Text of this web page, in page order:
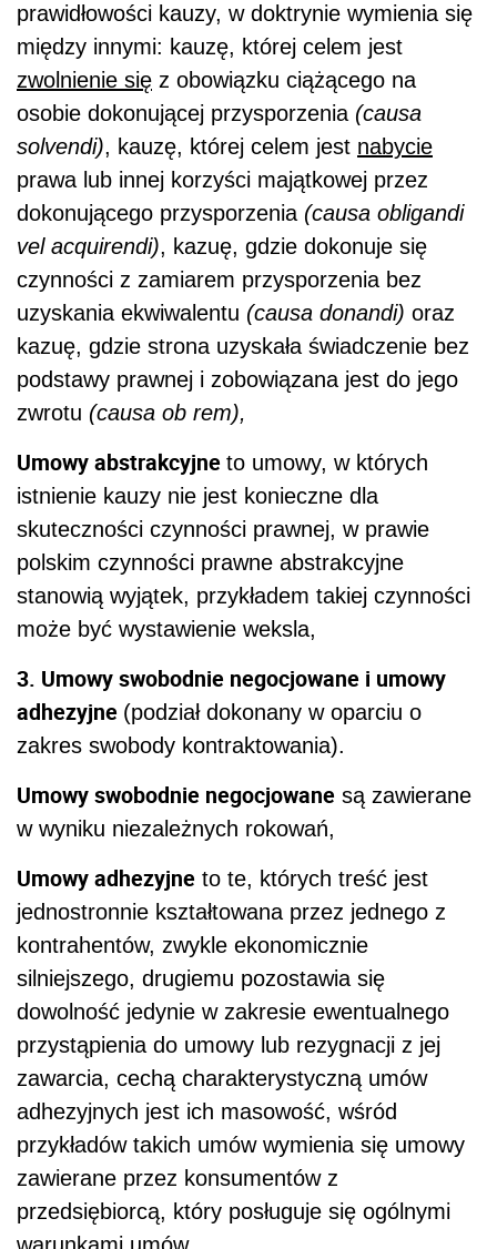
prawidłowości kauzy, w doktrynie wymienia się
między innymi: kauzę, której celem jest
zwolnienie się z obowiązku ciążącego na
osobie dokonującej przysporzenia (causa
solvendi), kauzę, której celem jest nabycie
prawa lub innej korzyści majątkowej przez
dokonującego przysporzenia (causa obligandi
vel acquirendi), kazuę, gdzie dokonuje się
czynności z zamiarem przysporzenia bez
uzyskania ekwiwalentu (causa donandi) oraz
kazuę, gdzie strona uzyskała świadczenie bez
podstawy prawnej i zobowiązana jest do jego
zwrotu (causa ob rem),
Umowy abstrakcyjne to umowy, w których
istnienie kauzy nie jest konieczne dla
skuteczności czynności prawnej, w prawie
polskim czynności prawne abstrakcyjne
stanowią wyjątek, przykładem takiej czynności
może być wystawienie weksla,
3. Umowy swobodnie negocjowane i umowy
adhezyjne (podział dokonany w oparciu o
zakres swobody kontraktowania).
Umowy swobodnie negocjowane są zawierane
w wyniku niezależnych rokowań,
Umowy adhezyjne to te, których treść jest
jednostronnie kształtowana przez jednego z
kontrahentów, zwykle ekonomicznie
silniejszego, drugiemu pozostawia się
dowolność jedynie w zakresie ewentualnego
przystąpienia do umowy lub rezygnacji z jej
zawarcia, cechą charakterystyczną umów
adhezyjnych jest ich masowość, wśród
przykładów takich umów wymienia się umowy
zawierane przez konsumentów z
przedsiębiorcą, który posługuje się ogólnymi